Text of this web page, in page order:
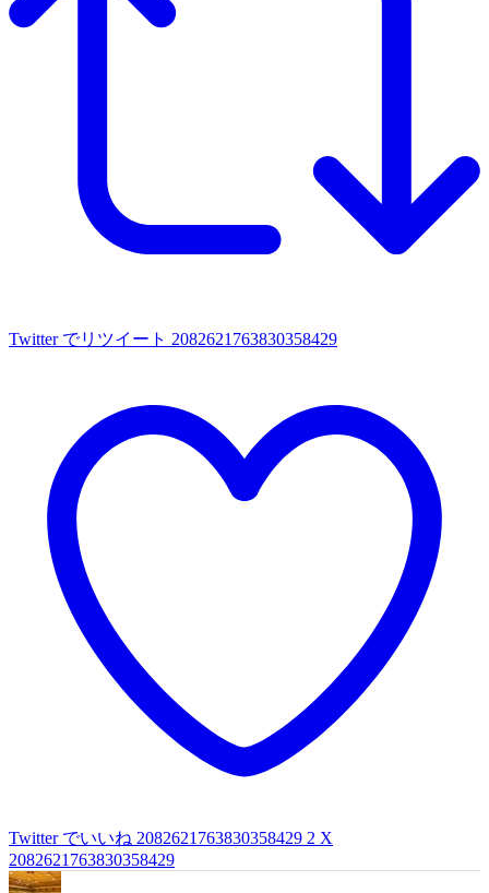
Twitter でリツイート 2082621763830358429
Twitter でいいね 2082621763830358429 2 X
2082621763830358429